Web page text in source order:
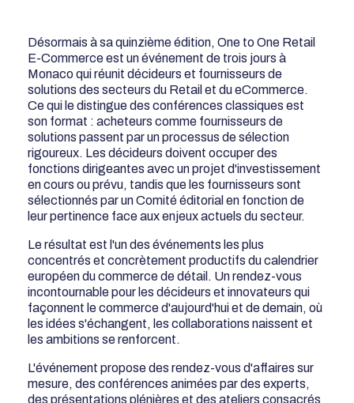
Désormais à sa quinzième édition, One to One Retail
E-Commerce est un événement de trois jours à
Monaco qui réunit décideurs et fournisseurs de
solutions des secteurs du Retail et du eCommerce.
Ce qui le distingue des conférences classiques est
son format : acheteurs comme fournisseurs de
solutions passent par un processus de sélection
rigoureux. Les décideurs doivent occuper des
fonctions dirigeantes avec un projet d'investissement
en cours ou prévu, tandis que les fournisseurs sont
sélectionnés par un Comité éditorial en fonction de
leur pertinence face aux enjeux actuels du secteur.
Le résultat est l'un des événements les plus
concentrés et concrètement productifs du calendrier
européen du commerce de détail. Un rendez-vous
incontournable pour les décideurs et innovateurs qui
façonnent le commerce d'aujourd'hui et de demain, où
les idées s'échangent, les collaborations naissent et
les ambitions se renforcent.
L'événement propose des rendez-vous d'affaires sur
mesure, des conférences animées par des experts,
des présentations plénières et des ateliers consacrés